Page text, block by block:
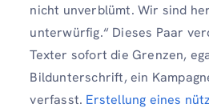
nicht unverblümt. Wir sind
unterwürfig.“ Dieses Paar
Texter sofort die Grenzen,
Bildunterschrift, ein
verfasst. Erstellung eines